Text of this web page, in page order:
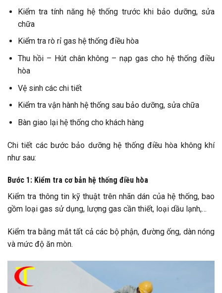
Kiểm tra tính năng hệ thống trước khi bảo dưỡng, sửa
chữa
Kiểm tra rò rỉ gas hệ thống điều hòa
Thu hồi – Hút chân không – nạp gas cho hệ thống điều
hòa
Vệ sinh các chi tiết
Kiểm tra vận hành hệ thống sau bảo dưỡng, sửa chữa
Bàn giao lại hệ thống cho khách hàng
Chi tiết các bước bảo dưỡng hệ thống điều hòa không khí
như sau:
Bước 1: Kiểm tra cơ bản hệ thống điều hòa
Kiểm tra thông tin kỹ thuật trên nhãn dán của hệ thống, bao
gồm loại gas sử dụng, lượng gas cần thiết, loại dầu lạnh,…
Kiểm tra bằng mắt tất cả các bộ phận, đường ống, dàn nóng
và mức độ ăn mòn.